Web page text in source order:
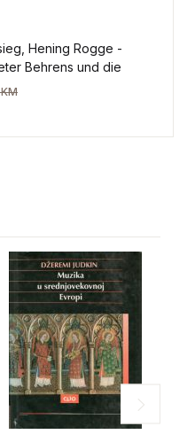
Hening Rogge -
Behrens und die
KM